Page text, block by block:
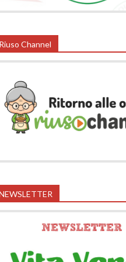
Riuso Channel